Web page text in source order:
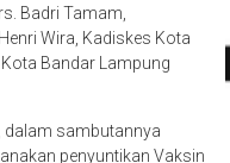
Badri Tamam,
Wira, Kadiskes Kota
Bandar Lampung
dalam sambutannya
penyuntikan Vaksin